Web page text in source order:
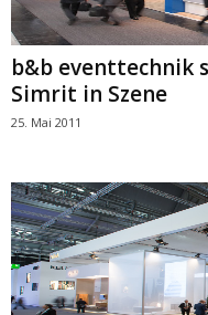
b&b eventtechnik
Simrit in Szene
25. Mai 2011